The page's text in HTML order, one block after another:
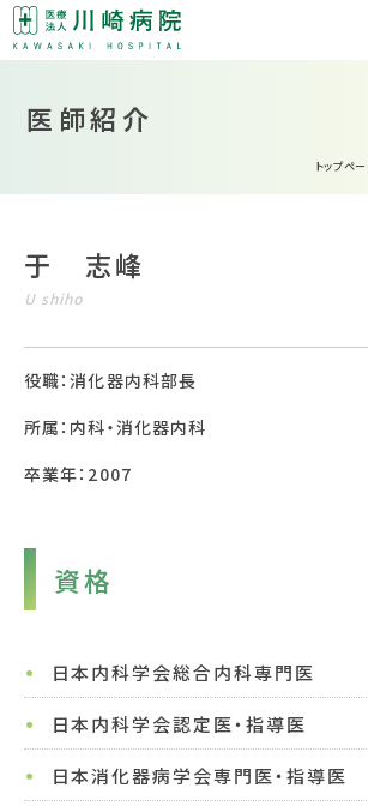
医師紹介
トップペ
于 志峰
U shiho
役職：消化器内科部長
所属：内科・消化器内科
卒業年：2007
資格
日本内科学会総合内科専門医
日本内科学会認定医・指導医
日本消化器病学会専門医・指導医